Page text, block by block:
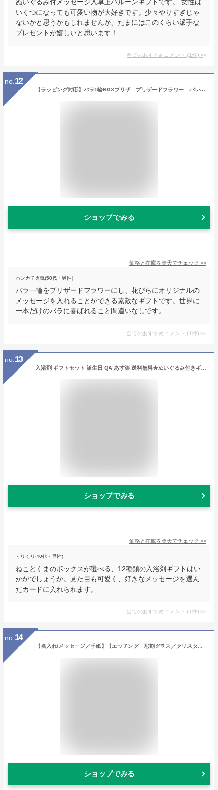
ぬいぐるみ付メッセージ入卓上バルーンギフトです。 女性は
いくつになっても可愛い物が大好きです。少々やりすぎじゃ
ないかと思うかもしれませんが、たまにはこのくらい派手な
プレゼントが嬉しいと思います！
全てのおすすめコメント (1件) >
no. 12
【ラッピング対応】バラ1輪BOXプリザ プリザードフラワー バレンタイン ギフト 夫婦の日 贈り物 あす楽対応 送料無料 プリ花無料 誕生日 記念日 結婚 ホワイトデー プレゼント バラ
ショップでみる
価格と在庫を楽天でチェック >>
ハンカチ勇気(50代・男性)
バラ一輪をブリザードフラワーにし、花びらにオリジナルの
メッセージを入れることができる素敵なギフトです。世界に
一本だけのバラに喜ばれること間違いなしです。
全てのおすすめコメント (1件) >
no. 13
入浴剤 ギフトセット 誕生日 QA あす楽 送料無料★ぬいぐるみ付きギフトボックス★女性へのプレゼントにオススメのバスギフト12個入りセット☆メッセージカード無料☆No.3003
ショップでみる
価格と在庫を楽天でチェック >>
くりくり(40代・男性)
ねことくまのボックスが選べる、12種類の入浴剤ギフトはい
かがでしょうか。見た目も可愛く、好きなメッセージを選ん
だカードに入れられます。
全てのおすすめコメント (1件) >
no. 14
【名入れ/メッセージ／手紙】【エッチング 彫刻グラス／クリスタルグラス／グラス／プレゼント／エッチング/結婚式／母の日】名前＆メッセージ入りクリスタルグラス（ L ）【msof】
ショップでみる